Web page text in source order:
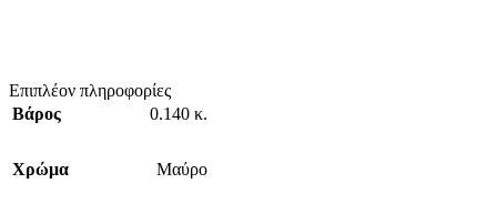
Επιπλέον πληροφορίες
Βάρος
0.140 κ.
Χρώμα Μαύρο